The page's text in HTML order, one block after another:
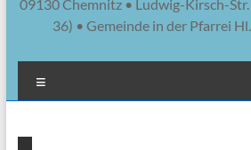
09130 Chemnitz • Ludwig-Kirsch-
36) • Gemeinde in der Pfarrei